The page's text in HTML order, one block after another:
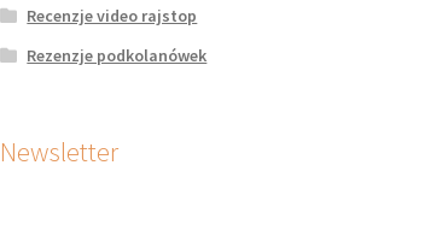
Recenzje video rajstop
Rezenzje podkolanówek
Newsletter